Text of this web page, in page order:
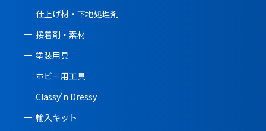
仕上げ材・下地処理剤
接着剤・素材
塗装用具
ホビー用工具
Classy'n Dressy
輸入キット